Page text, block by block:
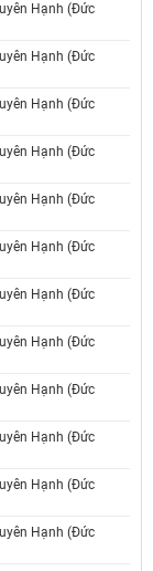
Hạnh (Đức
Hạnh (Đức
Hạnh (Đức
Hạnh (Đức
Hạnh (Đức
Hạnh (Đức
Hạnh (Đức
Hạnh (Đức
Hạnh (Đức
Hạnh (Đức
Hạnh (Đức
Hạnh (Đức